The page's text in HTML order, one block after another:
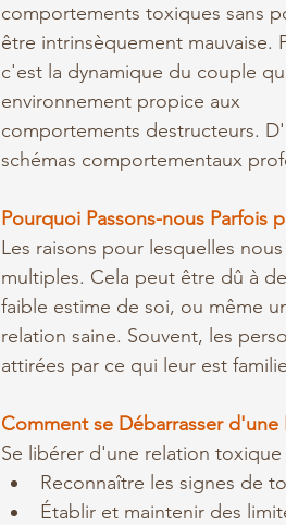
comportements toxiques sans
être intrinsèquement mauvaise.
c'est la dynamique du couple
environnement propice aux
comportements destructeurs.
schémas comportementaux
Pourquoi Passons-nous Parfois
Les raisons pour lesquelles
multiples. Cela peut être dû à
faible estime de soi, ou même
relation saine. Souvent, les
attirées par ce qui leur est
Comment se Débarrasser d'une
Se libérer d'une relation
Reconnaître les signes de
Établir et maintenir des